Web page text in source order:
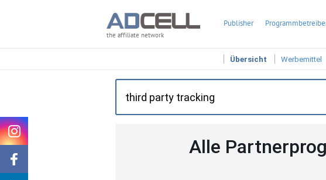
the affiliate network
Publisher
Übersicht Werbemittel
Alle